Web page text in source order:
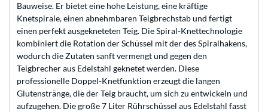
Bauweise. Er bietet eine hohe Leistung, eine kräftige
Knetspirale, einen abnehmbaren Teigbrechstab und fertigt
einen perfekt ausgekneteten Teig. Die Spiral-Knettechnologie
kombiniert die Rotation der Schüssel mit der des Spiralhakens,
wodurch die Zutaten sanft vermengt und gegen den
Teigbrecher aus Edelstahl geknetet werden. Diese
professionelle Doppel-Knetfunktion erzeugt die langen
Glutenstränge, die der Teig braucht, um sich zu entwickeln und
aufzugehen. Die große 7 Liter Rührschüssel aus Edelstahl fasst